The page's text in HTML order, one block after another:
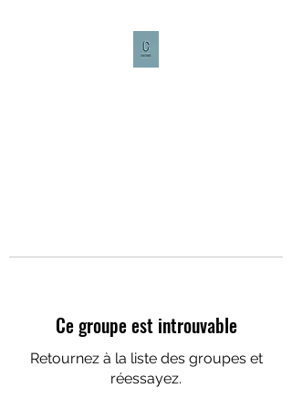
Ce groupe est introuvable
Retournez à la liste des groupes et
réessayez.